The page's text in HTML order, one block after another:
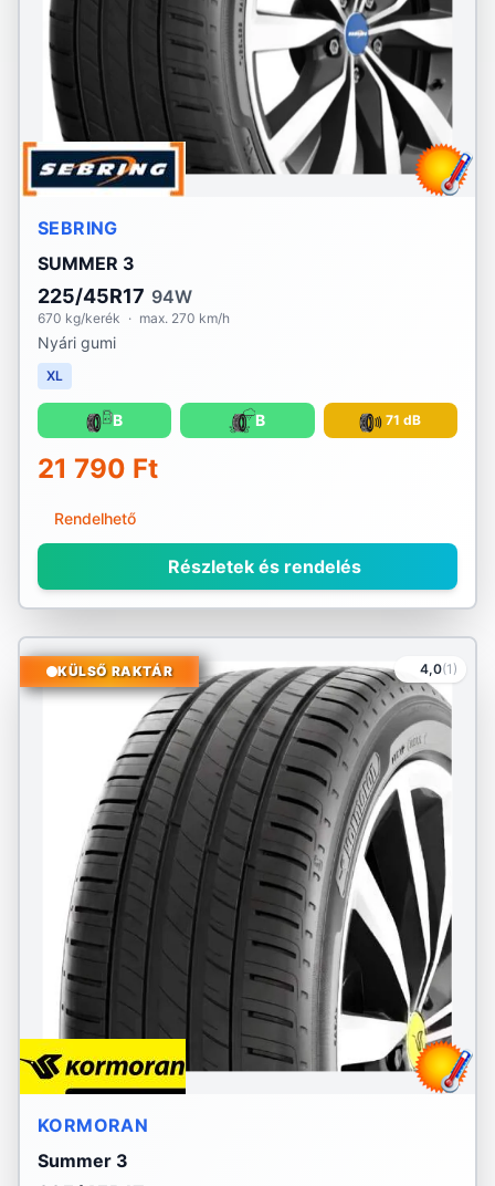
SEBRING
SUMMER 3
225/45R17 94W
670 kg/kerék · max. 270 km/h
Nyári gumi
XL
B B 71 dB
21 790 Ft
Rendelhető
Részletek és rendelés
4,0(1)
KÜLSŐ RAKTÁR
KORMORAN
Summer 3